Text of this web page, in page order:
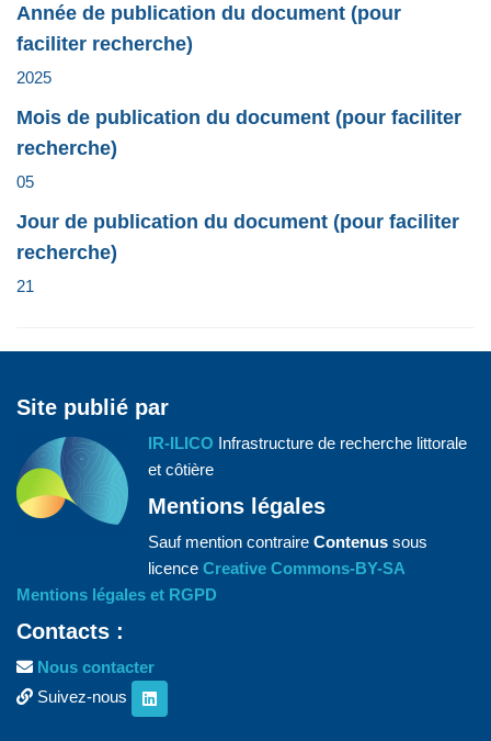
Année de publication du document (pour
faciliter recherche)
2025
Mois de publication du document (pour faciliter
recherche)
05
Jour de publication du document (pour faciliter
recherche)
21
Site publié par
IR-ILICO Infrastructure de recherche littorale
et côtière
Mentions légales
Sauf mention contraire Contenus sous
licence Creative Commons-BY-SA
Mentions légales et RGPD
Contacts :
Nous contacter
Suivez-nous